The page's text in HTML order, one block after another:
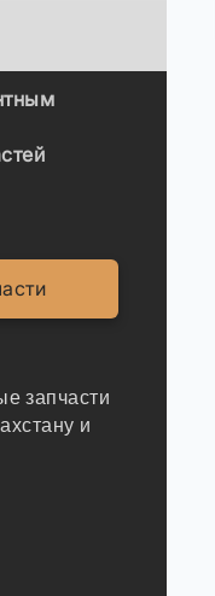
запчасти
и